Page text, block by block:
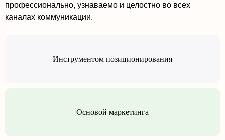
профессионально, узнаваемо и целостно во всех
каналах коммуникации.
Инструментом позиционирования
Основой маркетинга